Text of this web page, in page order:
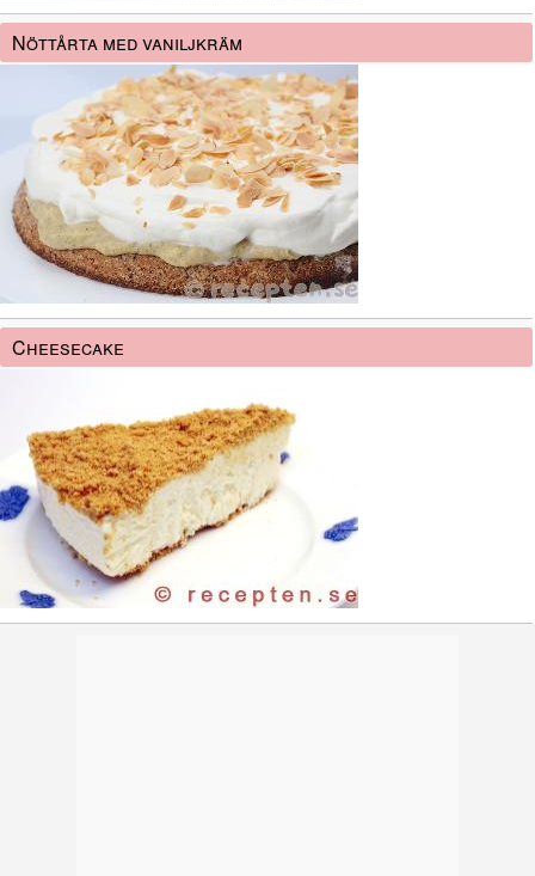
Nöttårta med vaniljkräm
Cheesecake